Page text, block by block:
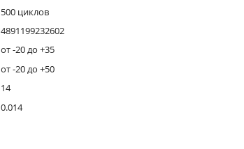
500 циклов
4891199232602
от -20 до +35
от -20 до +50
14
0.014